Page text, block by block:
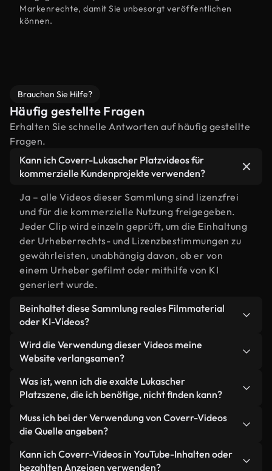
Markenrechte, damit Sie unbesorgt veröffentlichen
können.
Brauchen Sie Hilfe?
Häufig gestellte Fragen
Erhalten Sie schnelle Antworten auf häufig gestellte
Fragen.
Kann ich Coverr-Lukascher Platzvideos für
kommerzielle Kundenprojekte verwenden?
Ja – alle Videos dieser Sammlung sind lizenzfrei
und für die kommerzielle Nutzung freigegeben.
Jeder Clip wird einzeln geprüft, um die Einhaltung
der Urheberrechts- und Lizenzbestimmungen zu
gewährleisten, unabhängig davon, ob er von
einem Urheber gefilmt oder mithilfe von KI
generiert wurde.
Beinhaltet diese Sammlung reales Filmmaterial
oder KI-Videos?
Beides. Es handelt sich um eine Hybridbibliothek
aus realen, von Menschen aufgenommenen
KI-generierten Videos. Jedes Video ist eindeutig
beschriftet, sodass Sie immer wissen, was Sie
verwenden.
Wird die Verwendung dieser Videos meine
Website verlangsamen?
Nicht, wenn Sie unsere optimierten Versionen
wählen. Wir bieten schlanke, webfähige Formate,
wurden – so bleibt die Qualität hoch, während
gleichzeitig die Ladezeiten minimiert und
Kennzahlen wie LCP verbessert werden.
Was ist, wenn ich die exakte Lukascher
Platzszene, die ich benötige, nicht finden kann?
Mit Coverr AI Studio erstellen Sie im
Handumdrehen ein solches Video. Beschreiben Sie
bei Sonnenuntergang" – und das Studio generiert
Muss ich bei der Verwendung von Coverr-Videos
die Quelle angeben?
Eine Namensnennung ist nicht erforderlich. Alle
Videos in unserer Stockbibliothek sind lizenzfrei
Kann ich Coverr-Videos in YouTube-Inhalten oder
bezahlten Anzeigen verwenden?